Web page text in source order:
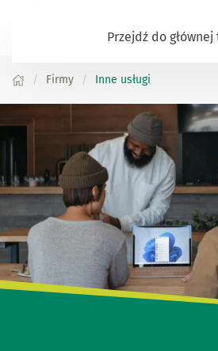
Przejdź do
Firmy Inne usługi